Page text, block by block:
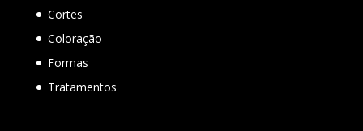
Cortes
Coloração
Formas
Tratamentos